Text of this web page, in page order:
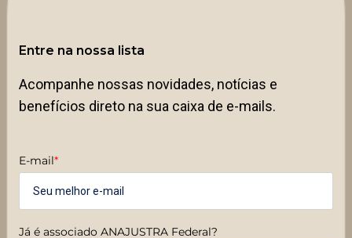
Entre na nossa lista
Acompanhe nossas novidades, notícias e
benefícios direto na sua caixa de e-mails.
E-mail*
Já é associado ANAJUSTRA Federal?